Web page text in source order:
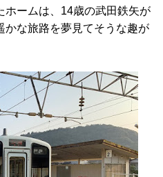
ホームは、14歳の武田鉄矢が
かな旅路を夢見てそうな趣が